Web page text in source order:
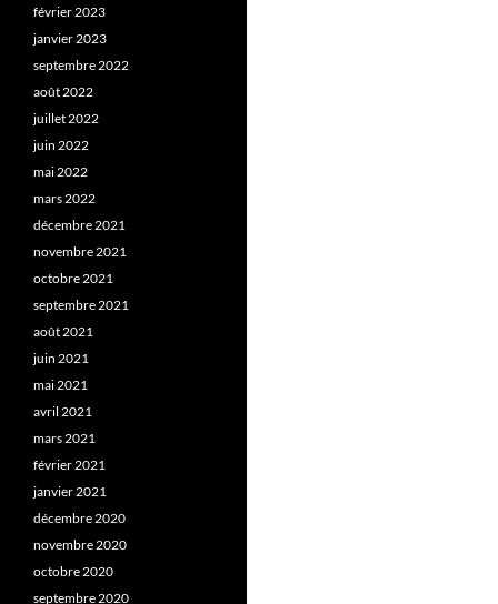
février 2023
janvier 2023
septembre 2022
août 2022
juillet 2022
juin 2022
mai 2022
mars 2022
décembre 2021
novembre 2021
octobre 2021
septembre 2021
août 2021
juin 2021
mai 2021
avril 2021
mars 2021
février 2021
janvier 2021
décembre 2020
novembre 2020
octobre 2020
septembre 2020